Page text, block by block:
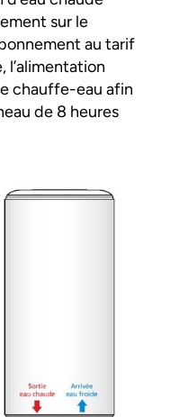
sur le
au tarif
l’alimentation
chauffe-eau afin
de 8 heures